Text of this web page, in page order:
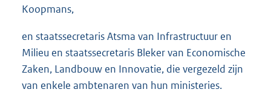
Koopmans,
en staatssecretaris Atsma van Infrastructuur en
Milieu en staatssecretaris Bleker van Economische
Zaken, Landbouw en Innovatie, die vergezeld zijn
van enkele ambtenaren van hun ministeries.